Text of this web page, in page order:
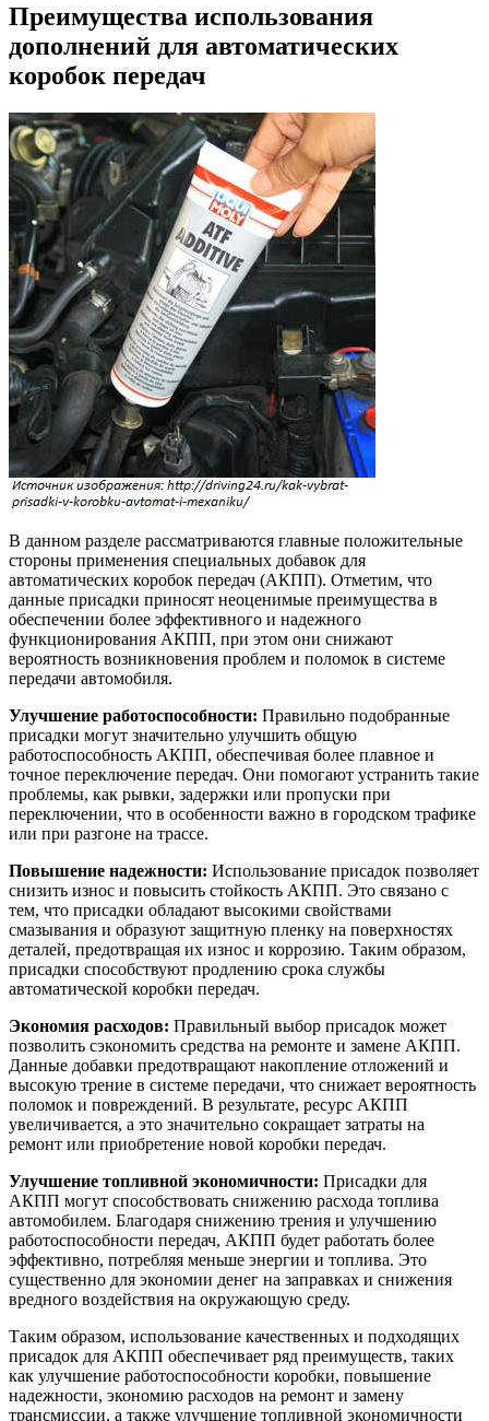
Преимущества использования
дополнений для автоматических
коробок передач
В данном разделе рассматриваются главные положительные
стороны применения специальных добавок для
автоматических коробок передач (АКПП). Отметим, что
данные присадки приносят неоценимые преимущества в
обеспечении более эффективного и надежного
функционирования АКПП, при этом они снижают
вероятность возникновения проблем и поломок в системе
передачи автомобиля.
Улучшение работоспособности: Правильно подобранные
присадки могут значительно улучшить общую
работоспособность АКПП, обеспечивая более плавное и
точное переключение передач. Они помогают устранить такие
проблемы, как рывки, задержки или пропуски при
переключении, что в особенности важно в городском трафике
или при разгоне на трассе.
Повышение надежности: Использование присадок позволяет
снизить износ и повысить стойкость АКПП. Это связано с
тем, что присадки обладают высокими свойствами
смазывания и образуют защитную пленку на поверхностях
деталей, предотвращая их износ и коррозию. Таким образом,
присадки способствуют продлению срока службы
автоматической коробки передач.
Экономия расходов: Правильный выбор присадок может
позволить сэкономить средства на ремонте и замене АКПП.
Данные добавки предотвращают накопление отложений и
высокую трение в системе передачи, что снижает вероятность
поломок и повреждений. В результате, ресурс АКПП
увеличивается, а это значительно сокращает затраты на
ремонт или приобретение новой коробки передач.
Улучшение топливной экономичности: Присадки для
АКПП могут способствовать снижению расхода топлива
автомобилем. Благодаря снижению трения и улучшению
работоспособности передач, АКПП будет работать более
эффективно, потребляя меньше энергии и топлива. Это
существенно для экономии денег на заправках и снижения
вредного воздействия на окружающую среду.
Таким образом, использование качественных и подходящих
присадок для АКПП обеспечивает ряд преимуществ, таких
как улучшение работоспособности коробки, повышение
надежности, экономию расходов на ремонт и замену
трансмиссии, а также улучшение топливной экономичности